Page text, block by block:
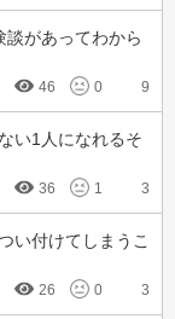
があってわから
46 0 9
い1人になれるそ
36 1 3
い付けてしまうこ
26 0 3